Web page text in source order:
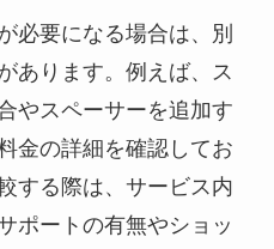
必要になる場合は、別
あります。例えば、ス
やスペーサーを追加す
金の詳細を確認してお
する際は、サービス内
ポートの有無やショッ